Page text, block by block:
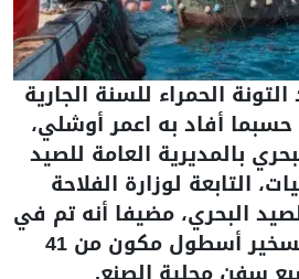
الحمراء للسنة الجارية
حسبما أفاد به اعمر أوشلي،
بالمديرية العامة للصيد
التابعة لوزارة الفلاحة
البحري، مضيفا أنه تم في
إطار هذه العملية تسخير أسطول مكون من 41